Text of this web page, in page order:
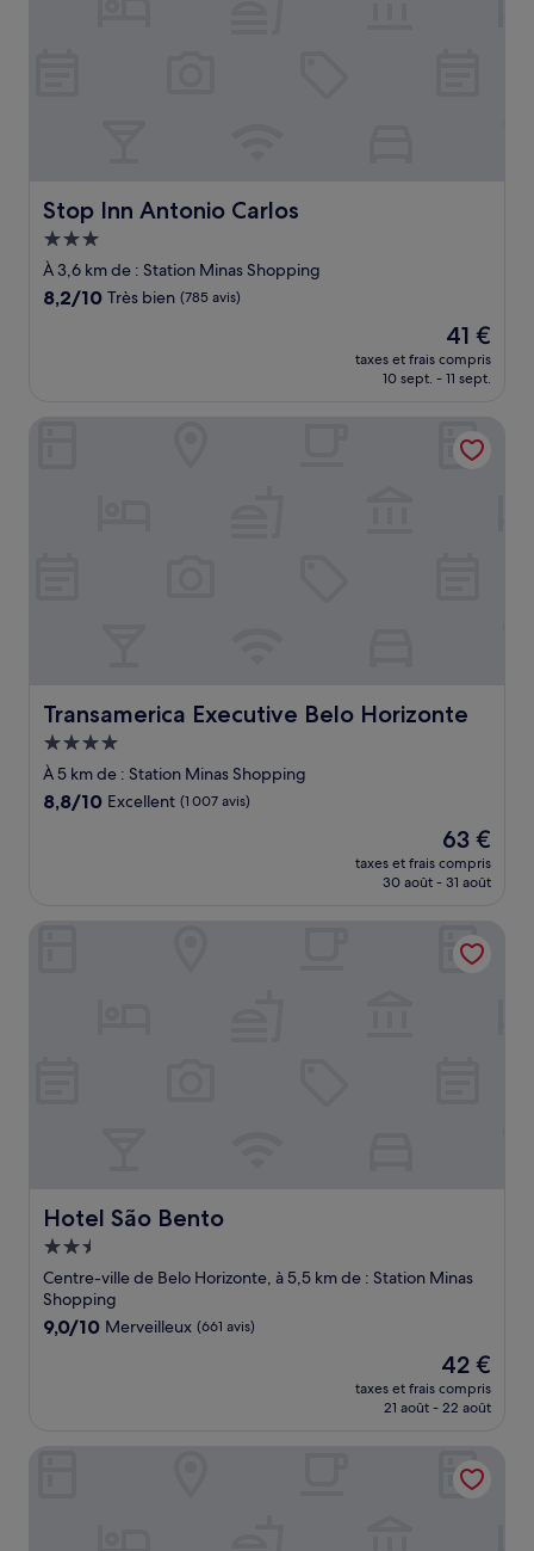
Stop Inn Antonio Carlos
Stop Inn Antonio Carlos
Hébergement
3.0 étoiles
À 3,6 km de : Station Minas Shopping
8.2
8,2/10 Très bien (785 avis)
Le
nouveau
prix
de
41 €
41 €
taxes et frais compris
10 sept. - 11 sept.
Transamerica Executive Belo Horizonte
Transamerica Executive Belo Horizonte
Hébergement
4.0 étoiles
À 5 km de : Station Minas Shopping
8.8
8,8/10 Excellent (1 007 avis)
Le
nouveau
prix
de
63 €
63 €
taxes et frais compris
30 août - 31 août
Hotel São Bento
Hotel São Bento
Hébergement
2.5 étoiles
Centre-ville de Belo Horizonte, à 5,5 km de : Station Minas
Shopping
9.0
9,0/10 Merveilleux (661 avis)
Le
nouveau
prix
de
42 €
42 €
taxes et frais compris
21 août - 22 août